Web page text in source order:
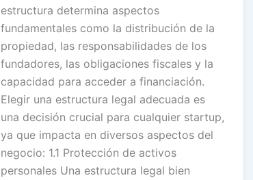
estructura determina aspectos
fundamentales como la distribución de la
propiedad, las responsabilidades de los
fundadores, las obligaciones fiscales y la
capacidad para acceder a financiación.
Elegir una estructura legal adecuada es
una decisión crucial para cualquier startup,
ya que impacta en diversos aspectos del
negocio: 1.1 Protección de activos
personales Una estructura legal bien